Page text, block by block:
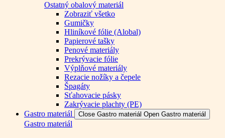
Ostatný obalový materiál
Zobraziť všetko
Gumičky
Hliníkové fólie (Alobal)
Papierové tašky
Penové materiály
Prekrývacie fólie
Výplňové materiály
Rezacie nožíky a čepele
Špagáty
Sťahovacie pásky
Zakrývacie plachty (PE)
Gastro materiál
Close Gastro materiál Open Gastro materiál
Gastro materiál